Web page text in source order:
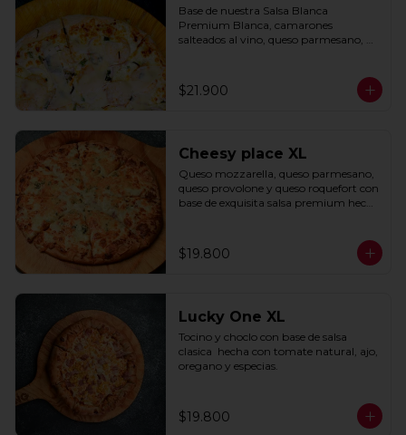
Base de nuestra Salsa Blanca
Premium Blanca, camarones
salteados al vino, queso parmesano,
$21.900
Cheesy place XL
Queso mozzarella, queso parmesano,
queso provolone y queso roquefort con
base de exquisita salsa premium hecha
$19.800
Lucky One XL
Tocino y choclo con base de salsa
clasica  hecha con tomate natural, ajo,
oregano y especias.
$19.800